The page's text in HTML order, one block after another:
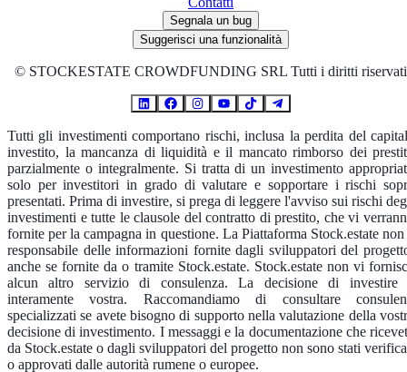
Segnala un bug
Suggerisci una funzionalità
© STOCKESTATE CROWDFUNDING SRL Tutti i diritti riservati
Tutti gli investimenti comportano rischi, inclusa la perdita del
investito, la mancanza di liquidità e il mancato rimborso dei
parzialmente o integralmente. Si tratta di un investimento
solo per investitori in grado di valutare e sopportare i rischi
presentati. Prima di investire, si prega di leggere l'avviso sui rischi
investimenti e tutte le clausole del contratto di prestito, che vi
fornite per la campagna in questione. La Piattaforma Stock.estate non
responsabile delle informazioni fornite dagli sviluppatori del
anche se fornite da o tramite Stock.estate. Stock.estate non vi
alcun altro servizio di consulenza. La decisione di investire
interamente vostra. Raccomandiamo di consultare
specializzati se avete bisogno di supporto nella valutazione della
decisione di investimento. I messaggi e la documentazione che
da Stock.estate o dagli sviluppatori del progetto non sono stati
o approvati dalle autorità rumene o europee.